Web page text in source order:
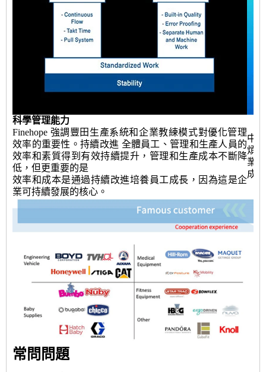
科學管理能力
Finehope 強調豐田生產系統和企業教練模式對優化管理
效率的重要性。持續改進 全體員工、管理和生產人員的
效率和素質得到有效持續提升，管理和生產成本不斷降
低，但更重要的是
效率和成本是通過持續改進培養員工成長，因為這是企
業可持續發展的核心。
中
煩
業
成。
常問問題